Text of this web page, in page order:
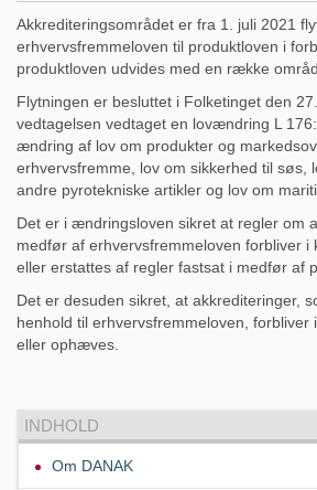
Akkrediteringsområdet er fra 1. juli 2021
erhvervsfremmeloven til produktloven i
produktloven udvides med en række
Flytningen er besluttet i Folketinget den
vedtagelsen vedtaget en lovændring L
ændring af lov om produkter og
erhvervsfremme, lov om sikkerhed til søs,
andre pyrotekniske artikler og lov om
Det er i ændringsloven sikret at regler om
medfør af erhvervsfremmeloven forbliver
eller erstattes af regler fastsat i medfør af
Det er desuden sikret, at akkrediteringer,
henhold til erhvervsfremmeloven, forbliver
eller ophæves.
INDHOLD
Om DANAK